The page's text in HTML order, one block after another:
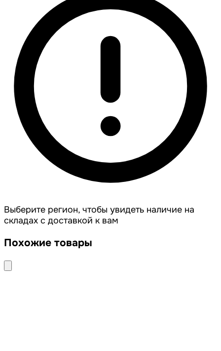
Выберите регион, чтобы увидеть наличие на
складах с доставкой к вам
Похожие товары